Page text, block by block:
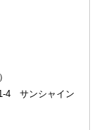
4 サンシャイン